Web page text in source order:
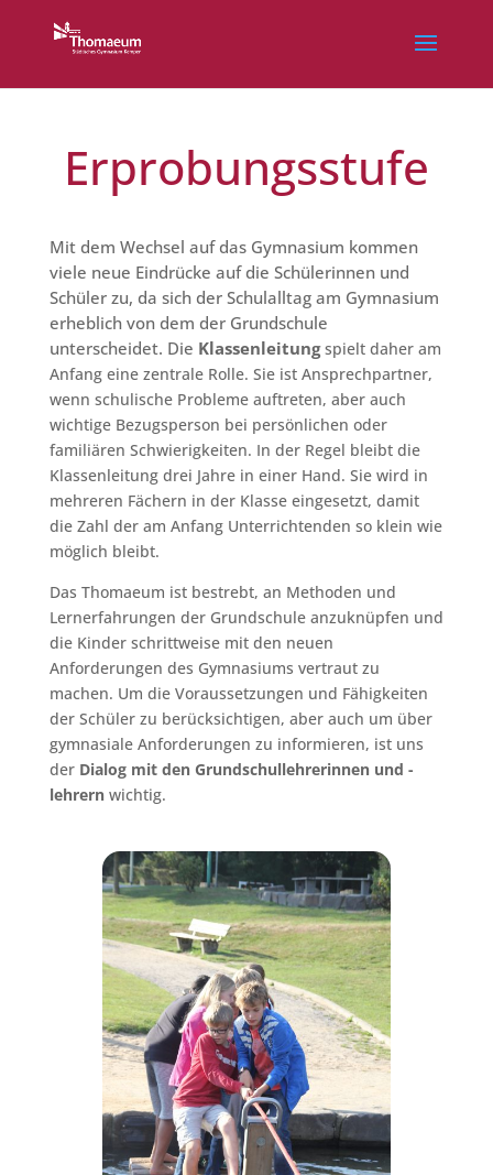
Erprobungs­stufe
Mit dem Wechsel auf das Gymnasium kommen
viele neue Eindrücke auf die Schülerinnen und
Schüler zu, da sich der Schulalltag am Gymnasium
erheblich von dem der Grundschule
unterscheidet. Die Klassenleitungspielt daheram
Anfang eine zentrale Rolle. Sie ist Ansprechpartner,
wenn schulische Probleme auftreten, aber auch
wichtige Bezugsperson bei persönlichen oder
familiären Schwierigkeiten. In der Regel bleibt die
Klassenleitung drei Jahre in einer Hand. Sie wird in
mehreren Fächern in der Klasse eingesetzt, damit
die Zahl der am Anfang Unterrichtenden so klein wie
möglich bleibt.
Das Thomaeum ist bestrebt, an Methoden und
Lernerfahrungen der Grundschule anzuknüpfen und
die Kinder schrittweise mit den neuen
Anforderungen des Gymnasiums vertraut zu
machen. Um die Voraussetzungen und Fähigkeiten
der Schüler zu berücksichtigen, aber auch um über
gymnasiale Anforderungen zu informieren, ist uns
der Dialog mit den Grundschullehrerinnen und -
lehrern wichtig.